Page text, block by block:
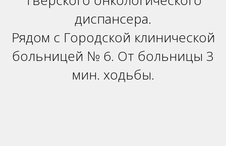
диспансера.
Рядом с Городской клинической
больницей № 6. От больницы 3
мин. ходьбы.